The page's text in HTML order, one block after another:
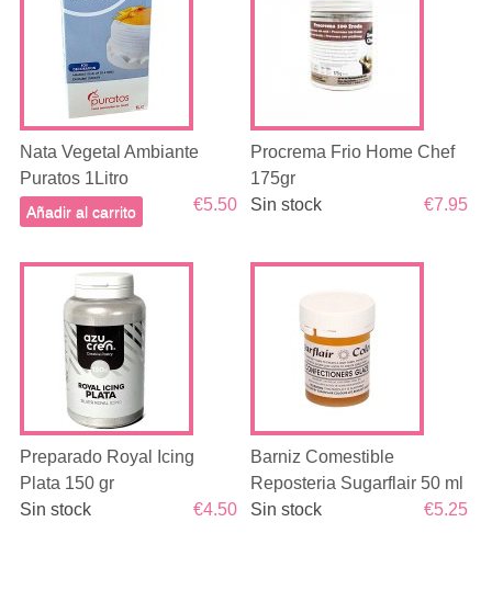
Nata Vegetal Ambiante
Puratos 1Litro
€5.50
Añadir al carrito
Procrema Frio Home Chef
175gr
€7.95
Sin stock
Preparado Royal Icing
Plata 150 gr
€4.50
Sin stock
Barniz Comestible
Reposteria Sugarflair 50 ml
€5.25
Sin stock